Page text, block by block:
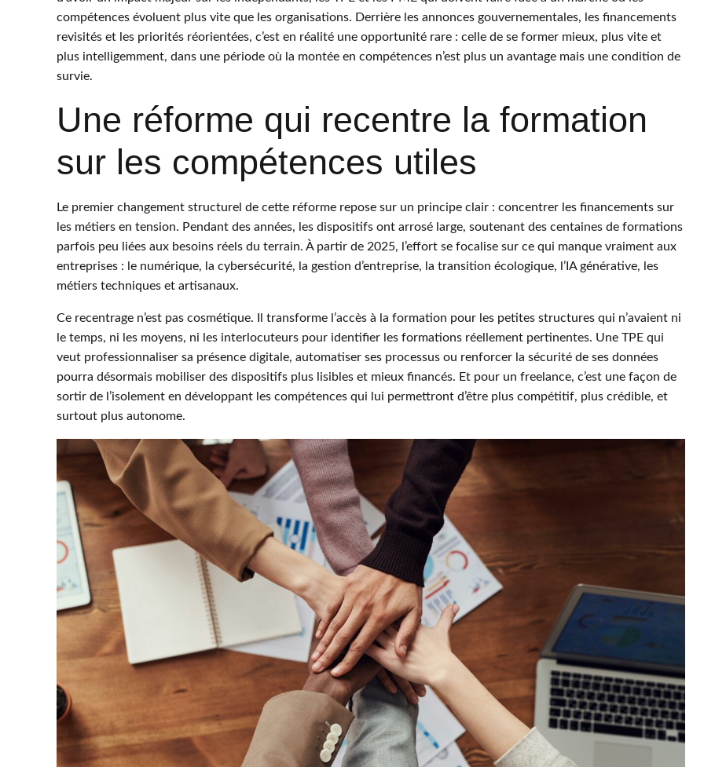
compétences évoluent plus vite que les organisations. Derrière les annonces gouvernementales, les financements
revisités et les priorités réorientées, c’est en réalité une opportunité rare : celle de se former mieux, plus vite et
plus intelligemment, dans une période où la montée en compétences n’est plus un avantage mais une condition de
survie.
Une réforme qui recentre la formation
sur les compétences utiles
Le premier changement structurel de cette réforme repose sur un principe clair : concentrer les financements sur
les métiers en tension. Pendant des années, les dispositifs ont arrosé large, soutenant des centaines de formations
parfois peu liées aux besoins réels du terrain. À partir de 2025, l’effort se focalise sur ce qui manque vraiment aux
entreprises : le numérique, la cybersécurité, la gestion d’entreprise, la transition écologique, l’IA générative, les
métiers techniques et artisanaux.
Ce recentrage n’est pas cosmétique. Il transforme l’accès à la formation pour les petites structures qui n’avaient ni
le temps, ni les moyens, ni les interlocuteurs pour identifier les formations réellement pertinentes. Une TPE qui
veut professionnaliser sa présence digitale, automatiser ses processus ou renforcer la sécurité de ses données
pourra désormais mobiliser des dispositifs plus lisibles et mieux financés. Et pour un freelance, c’est une façon de
sortir de l’isolement en développant les compétences qui lui permettront d’être plus compétitif, plus crédible, et
surtout plus autonome.